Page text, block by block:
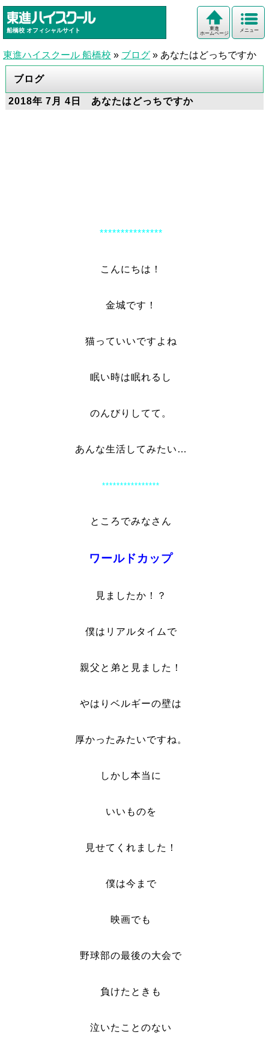
船橋校 オフィシャルサイト メニュー
東進
ホームページ
東進ハイスクール 船橋校 » ブログ » あなたはどっちですか
ブログ
2018年 7月 4日 あなたはどっちですか
***************
こんにちは！
金城です！
猫っていいですよね
眠い時は眠れるし
のんびりしてて。
あんな生活してみたい…
****************
ところでみなさん
ワールドカップ
見ましたか！？
僕はリアルタイムで
親父と弟と見ました！
やはりベルギーの壁は
厚かったみたいですね。
しかし本当に
いいものを
見せてくれました！
僕は今まで
映画でも
野球部の最後の大会で
負けたときも
泣いたことのない